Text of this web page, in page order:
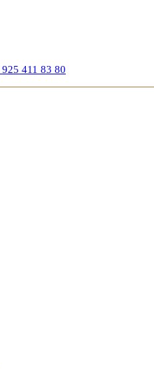
925 411 83 80